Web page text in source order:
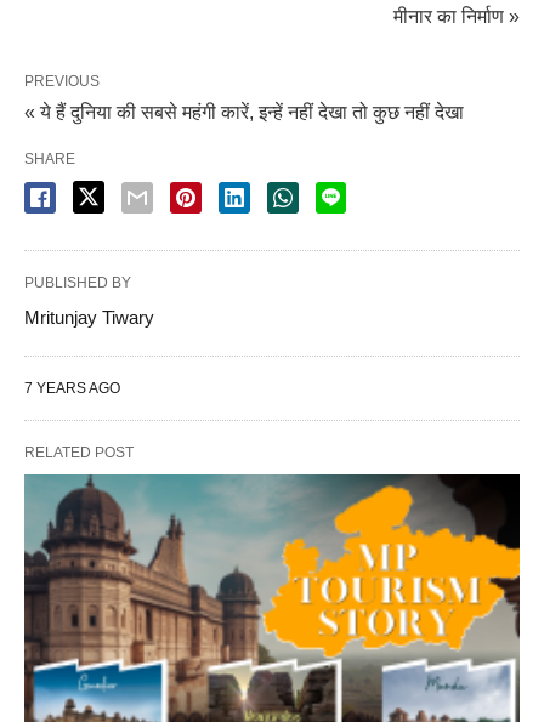
मीनार का निर्माण »
PREVIOUS
« ये हैं दुनिया की सबसे महंगी कारें, इन्हें नहीं देखा तो कुछ नहीं देखा
SHARE
PUBLISHED BY
Mritunjay Tiwary
7 YEARS AGO
RELATED POST